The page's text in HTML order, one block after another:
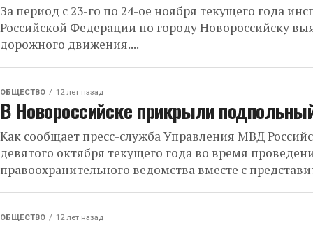
За период с 23-го по 24-ое ноября текущего года
Российской Федерации по городу Новороссийску
дорожного движения....
ОБЩЕСТВО 12 лет назад
В Новороссийске прикрыли
Как сообщает пресс-служба Управления МВД
девятого октября текущего года во время
правоохранительного ведомства вместе с
ОБЩЕСТВО 12 лет назад